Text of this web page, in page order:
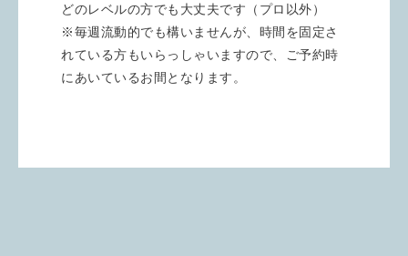
どのレベルの方でも大丈夫です（プロ以外）
※毎週流動的でも構いませんが、時間を固定さ
れている方もいらっしゃいますので、ご予約時
にあいているお間となります。